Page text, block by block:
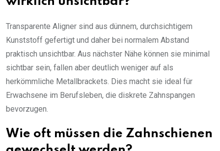
Transparente Aligner sind aus dünnem, durchsichtigem
Kunststoff gefertigt und daher bei normalem Abstand
praktisch unsichtbar. Aus nächster Nähe können sie minimal
sichtbar sein, fallen aber deutlich weniger auf als
herkömmliche Metallbrackets. Dies macht sie ideal für
Erwachsene im Berufsleben, die diskrete Zahnspangen
bevorzugen.
Wie oft müssen die Zahnschienen